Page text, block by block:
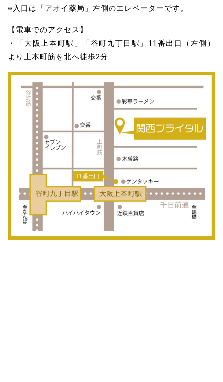
※入口は「アオイ薬局」左側のエレベーターです。
【電車でのアクセス】
・「大阪上本町駅」「谷町九丁目駅」11番出口（左側）
より上本町筋を北へ徒歩2分